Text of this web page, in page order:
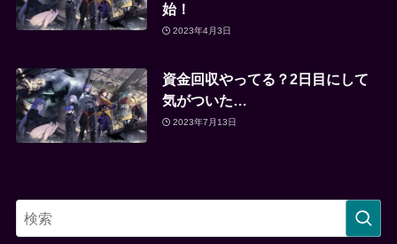
始！
2023年4月3日
資金回収やってる？2日目にして
気がついた…
2023年7月13日